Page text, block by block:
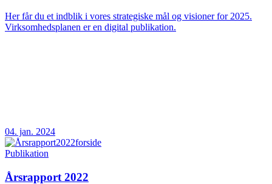
Her får du et indblik i vores strategiske mål og visioner for 2025.
Virksomhedsplanen er en digital publikation.
04. jan. 2024
Publikation
Årsrapport 2022